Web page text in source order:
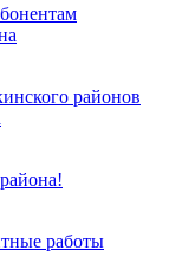
районов
работы